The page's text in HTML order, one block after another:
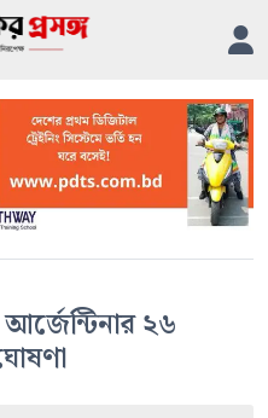
২৬